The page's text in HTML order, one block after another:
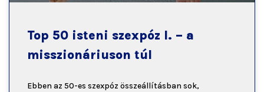
Top 50 isteni szexpóz I. – a
misszionáriuson túl
Ebben az 50-es szexpóz összeállításban sok,